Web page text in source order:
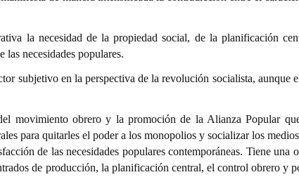
la necesidad de la propiedad social, de la planificación
necesidades populares.
en la perspectiva de la revolución socialista, aunque
obrero y la promoción de la Alianza Popular que
para quitarles el poder a los monopolios y socializar los
de las necesidades populares contemporáneas. Tiene
de producción, la planificación central, el control obrero